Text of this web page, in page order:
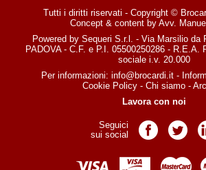
Tutti i diritti riservati - Copyright ©
Concept & content by Avv.
Powered by Sequeri S.r.l. - Via Marsilio da
PADOVA - C.F. e P.I. 05500250286 - R.E.A.
sociale i.v. 20.000
Per informazioni: info@brocardi.it-
Cookie Policy - Chi siamo -
Lavora con noi
Seguici
sui social
Pagina Facebook
Pagina